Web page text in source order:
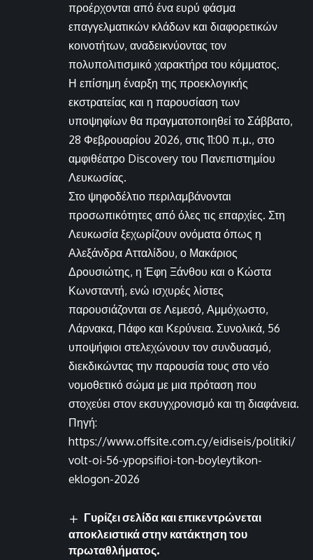
προέρχονται από ένα ευρύ φάσμα
επαγγελματικών κλάδων και διαφορετικών
κοινοτήτων, αναδεικνύοντας τον
πολυπολιτισμικό χαρακτήρα του κόμματος.
Η επίσημη έναρξη της προεκλογικής
εκστρατείας και η παρουσίαση των
υποψηφίων θα πραγματοποιηθεί το Σάββατο,
28 Φεβρουαρίου 2026, στις 11:00 π.μ., στο
αμφιθέατρο Discovery του Πανεπιστημίου
Λευκωσίας.
Στο ψηφοδέλτιο περιλαμβάνονται
προσωπικότητες από όλες τις επαρχίες. Στη
Λευκωσία ξεχωρίζουν ονόματα όπως η
Αλεξάνδρα Ατταλίδου, ο Μακάριος
Δρουσιώτης, η Έφη Ξάνθου και ο Κώστα
Κωνσταντή, ενώ ισχυρές λίστες
παρουσιάζονται σε Λεμεσό, Αμμόχωστο,
Λάρνακα, Πάφο και Κερύνεια. Συνολικά, 56
υποψήφιοι στελεχώνουν τον συνδυασμό,
διεκδικώντας την παρουσία τους στο νέο
νομοθετικό σώμα με μια πρόταση που
στοχεύει στον εκσυγχρονισμό και τη διαφάνεια.
Πηγή:
https://www.offsite.com.cy/eidiseis/politiki/
volt-oi-56-ypopsifioi-ton-boyleytikon-
eklogon-2026
Γυρίζει σελίδα και επικεντρώνεται
αποκλειστικά στην κατάκτηση του
πρωταθλήματος.